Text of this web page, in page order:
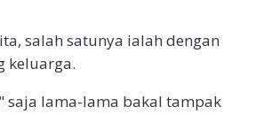
salah satunya ialah dengan
keluarga.
" saja lama-lama bakal tampak